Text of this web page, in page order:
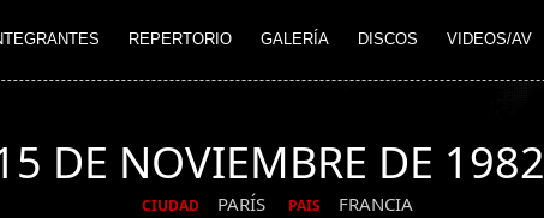
REPERTORIO GALERÍA DISCOS VIDEOS/AV
DE NOVIEMBRE DE 1982
CIUDAD PARÍS PAIS FRANCIA